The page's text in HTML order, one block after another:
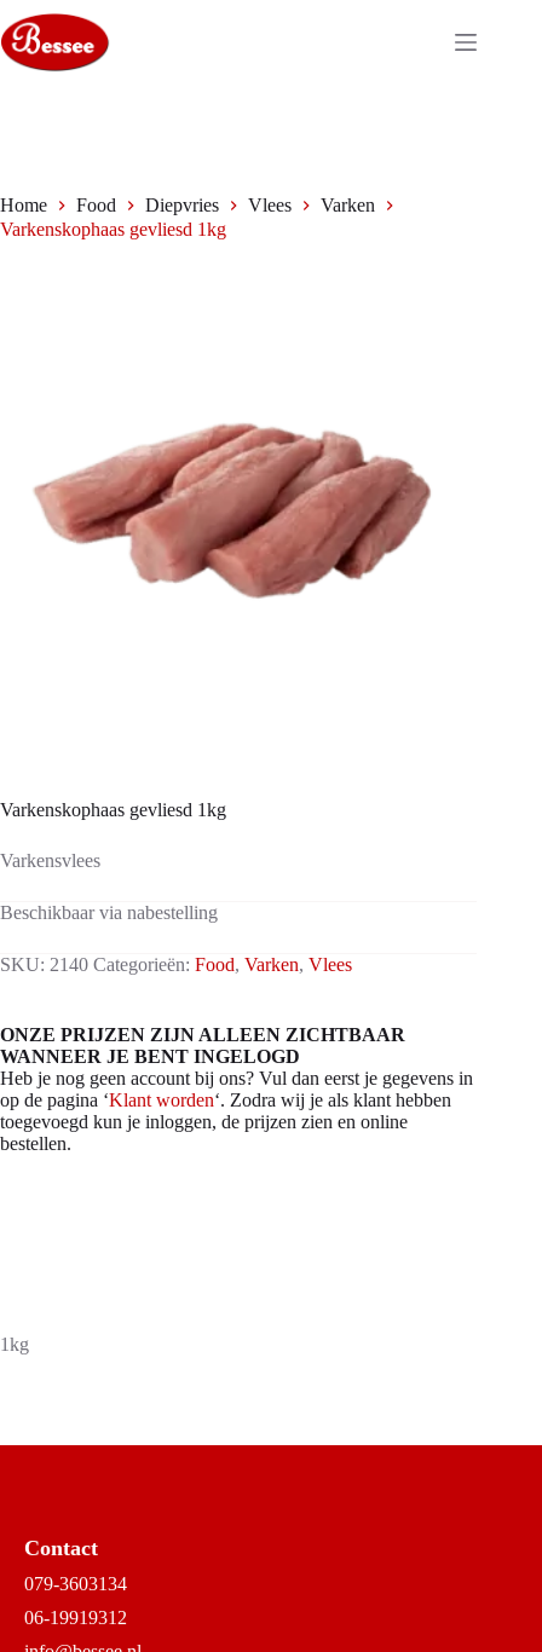
naar
de
inhoud
Home Food Diepvries Vlees
Varken
Varkenskophaas gevliesd 1kg
Varkenskophaas gevliesd 1kg
Varkensvlees
Beschikbaar via nabestelling
SKU: 2140 Categorieën: Food, Varken, Vlees
ONZE PRIJZEN ZIJN ALLEEN ZICHTBAAR
WANNEER JE BENT INGELOGD
Heb je nog geen account bij ons? Vul dan eerst je gegevens in
op de pagina ‘Klant worden‘. Zodra wij je als klant hebben
toegevoegd kun je inloggen, de prijzen zien en online
bestellen.
1kg
Contact
079-3603134
06-19919312